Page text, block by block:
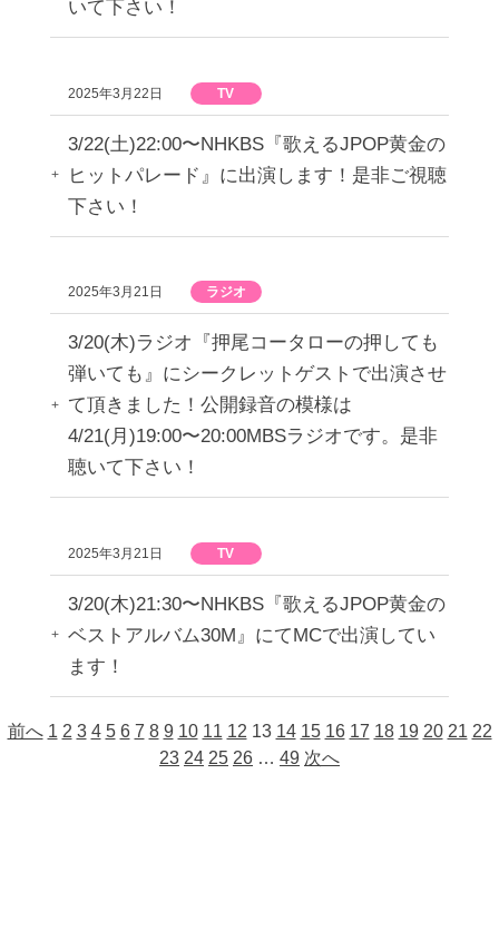
いて下さい！
2025年3月22日 TV
3/22(土)22:00〜NHKBS『歌えるJPOP黄金の
ヒットパレード』に出演します！是非ご視聴
下さい！
2025年3月21日 ラジオ
3/20(木)ラジオ『押尾コータローの押しても
弾いても』にシークレットゲストで出演させ
て頂きました！公開録音の模様は
4/21(月)19:00〜20:00MBSラジオです。是非
聴いて下さい！
2025年3月21日 TV
3/20(木)21:30〜NHKBS『歌えるJPOP黄金の
ベストアルバム30M』にてMCで出演してい
ます！
前へ 1 2 3 4 5 6 7 8 9 10 11 12 13 14 15 16 17 18 19 20 21 22
23 24 25 26 … 49 次へ